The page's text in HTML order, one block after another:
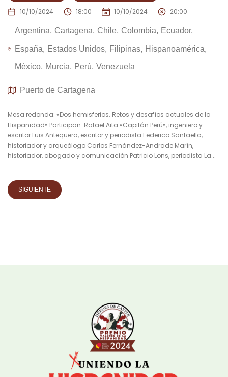
10/10/2024 18:00 10/10/2024 20:00
Argentina Cartagena Chile Colombia Ecuador
España Estados Unidos Filipinas Hispanoamérica
México Murcia Perú Venezuela
Puerto de Cartagena
Mesa redonda: «Dos hemisferios. Retos y desafíos actuales de la
Hispanidad» Participan: Rafael Aita «Capitán Perú», ingeniero y
escritor Luis Antequera, escritor y periodista Federico Santaella,
historiador y arqueólogo Carlos Fernández-Andrade Marín,
historiador, abogado y comunicación Patricio Lons, periodista La...
SIGUIENTE